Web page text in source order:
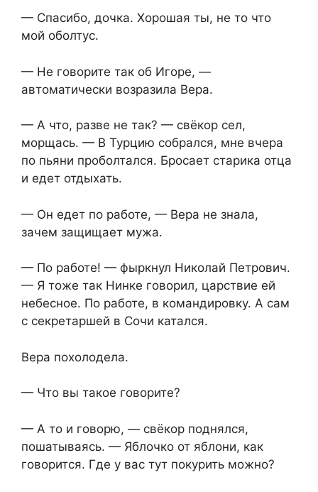
— Спасибо, дочка. Хорошая ты, не то что
мой оболтус.
— Не говорите так об Игоре, —
автоматически возразила Вера.
— А что, разве не так? — свёкор сел,
морщась. — В Турцию собрался, мне вчера
по пьяни проболтался. Бросает старика отца
и едет отдыхать.
— Он едет по работе, — Вера не знала,
зачем защищает мужа.
— По работе! — фыркнул Николай Петрович.
— Я тоже так Нинке говорил, царствие ей
небесное. По работе, в командировку. А сам
с секретаршей в Сочи катался.
Вера похолодела.
— Что вы такое говорите?
— А то и говорю, — свёкор поднялся,
пошатываясь. — Яблочко от яблони, как
говорится. Где у вас тут покурить можно?